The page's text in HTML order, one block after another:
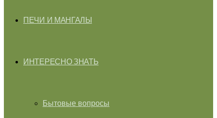
ПЕЧИ И МАНГАЛЫ
ИНТЕРЕСНО ЗНАТЬ
Бытовые вопросы